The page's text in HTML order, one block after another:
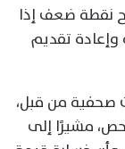
نقطة ضعف إذا
تقديم
صحفية من قبل،
مشيرًا إلى